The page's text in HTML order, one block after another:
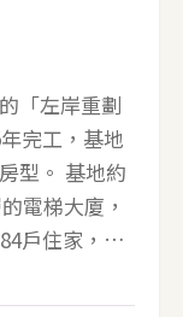
「左岸重劃
完工，基地
型。 基地約
電梯大廈，
戶住家，一
童遊戲區、